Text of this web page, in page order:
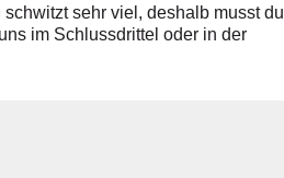
sehr viel, deshalb musst du
im Schlussdrittel oder in der